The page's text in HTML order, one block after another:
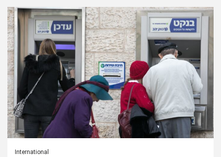
International